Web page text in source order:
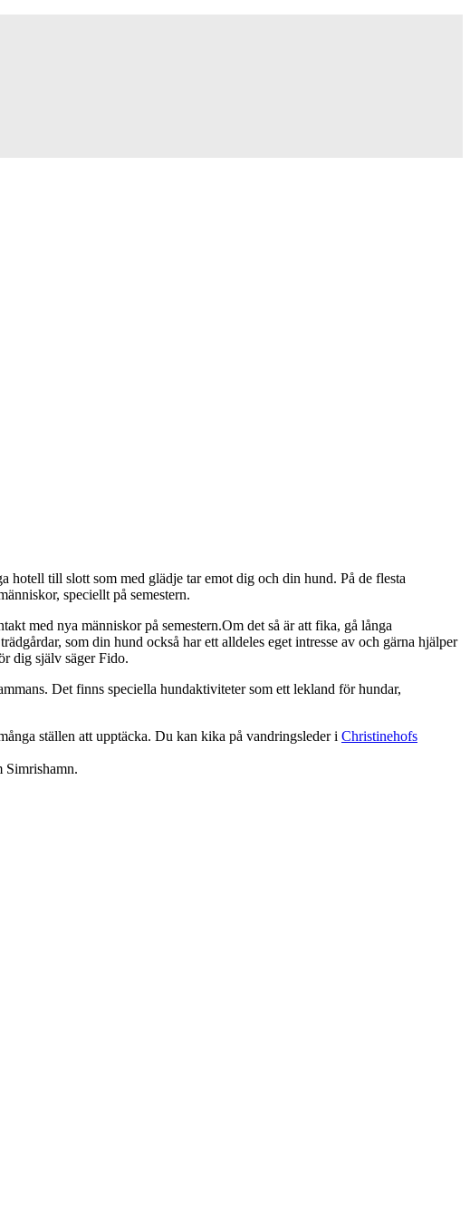
till slott som med glädje tar emot dig och din hund. På de flesta
speciellt på semestern.
med nya människor på semestern.Om det så är att fika, gå långa
som din hund också har ett alldeles eget intresse av och gärna hjälper
dig själv säger Fido.
Det finns speciella hundaktiviteter som ett lekland för hundar,
ställen att upptäcka. Du kan kika på vandringsleder i Christinehofs
Simrishamn.